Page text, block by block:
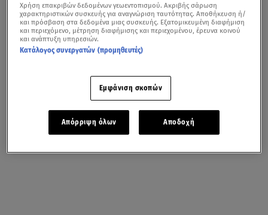
Χρήση επακριβών δεδομένων γεωεντοπισμού. Ακριβής σάρωση
χαρακτηριστικών συσκευής για αναγνώριση ταυτότητας. Αποθήκευση ή/
και πρόσβαση στα δεδομένα μιας συσκευής. Εξατομικευμένη διαφήμιση
και περιεχόμενο, μέτρηση διαφήμισης και περιεχομένου, έρευνα κοινού
και ανάπτυξη υπηρεσιών.
Κατάλογος συνεργατών (προμηθευτές)
Εμφάνιση σκοπών
Απόρριψη όλων Αποδοχή